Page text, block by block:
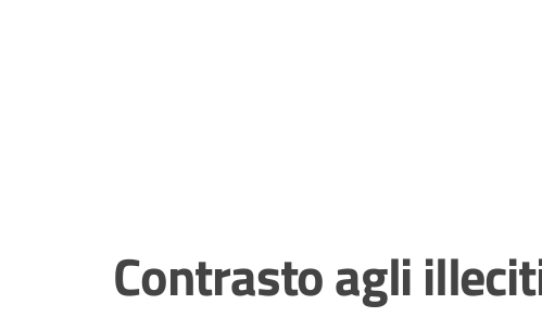
Contrasto agli